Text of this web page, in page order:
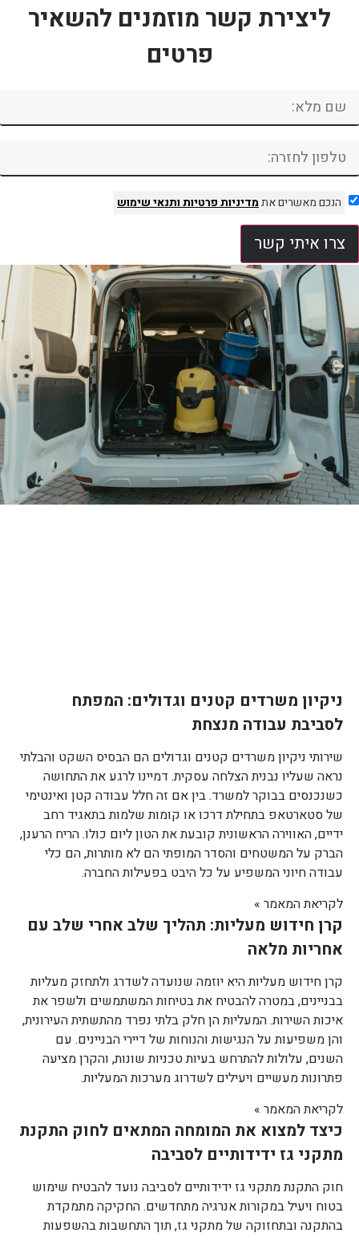
ליצירת קשר מוזמנים להשאיר
פרטים
הנכם מאשרים אתמדיניות פרטיותותנאי שימוש
צרו איתי קשר
ניקיון משרדים קטנים וגדולים: המפתח
לסביבת עבודה מנצחת
שירותי ניקיון משרדים קטנים וגדולים הם הבסיס השקט והבלתי
נראה שעליו נבנית הצלחה עסקית. דמיינו לרגע את התחושה
כשנכנסים בבוקר למשרד. בין אם זה חלל עבודה קטן ואינטימי
של סטארטאפ בתחילת דרכו או קומות שלמות בתאגיד רחב
ידיים, האווירה הראשונית קובעת את הטון ליום כולו. הריח הרענן,
הברק על המשטחים והסדר המופתי הם לא מותרות, הם כלי
עבודה חיוני המשפיע על כל היבט בפעילות החברה.
לקריאת המאמר »
קרן חידוש מעליות: תהליך שלב אחרי שלב עם
אחריות מלאה
קרן חידוש מעליות היא יוזמה שנועדה לשדרג ולתחזק מעליות
בבניינים, במטרה להבטיח את בטיחות המשתמשים ולשפר את
איכות השירות. המעליות הן חלק בלתי נפרד מהתשתית העירונית,
והן משפיעות על הנגישות והנוחות של דיירי הבניינים. עם
השנים, עלולות להתרחש בעיות טכניות שונות, והקרן מציעה
פתרונות מעשיים ויעילים לשדרוג מערכות המעליות.
לקריאת המאמר »
כיצד למצוא את המומחה המתאים לחוק התקנת
מתקני גז ידידותיים לסביבה
חוק התקנת מתקני גז ידידותיים לסביבה נועד להבטיח שימוש
בטוח ויעיל במקורות אנרגיה מתחדשים. החקיקה מתמקדת
בהתקנה ובתחזוקה של מתקני גז, תוך התחשבות בהשפעות